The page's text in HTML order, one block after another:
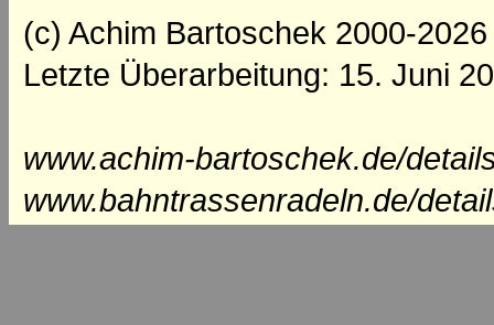
(c) Achim Bartoschek 2000-2026
Letzte Überarbeitung: 15. Juni
www.achim-bartoschek.de/
www.bahntrassenradeln.de/